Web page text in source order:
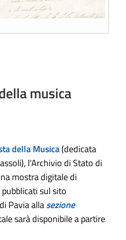
musica
della Musica(dedicata
l'Archivio di Stato di
mostra digitale di
sul sito
Pavia allasezione
sarà disponibile a partire